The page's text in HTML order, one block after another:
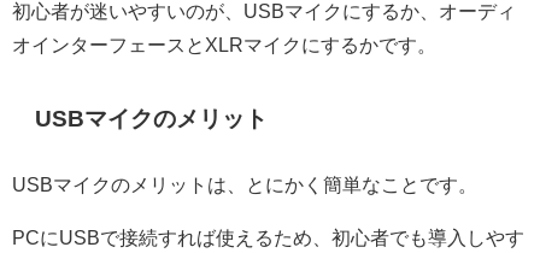
初心者が迷いやすいのが、USBマイクにするか、オーディ
オインターフェースとXLRマイクにするかです。
USBマイクのメリット
USBマイクのメリットは、とにかく簡単なことです。
PCにUSBで接続すれば使えるため、初心者でも導入しやす